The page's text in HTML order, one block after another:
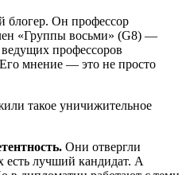
Он профессор
«Группы восьми» (G8) —
профессоров
мнение — это не просто
такое уничижительное
Они отвергли
есть лучший кандидат. А